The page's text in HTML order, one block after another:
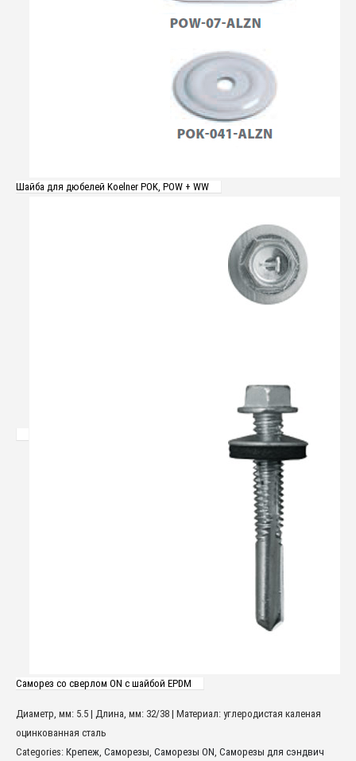
Шайба для дюбелей Koelner POK, POW + WW
Саморез со сверлом ON с шайбой EPDM
Диаметр, мм: 5.5 | Длина, мм: 32/38 | Материал: углеродистая каленая
оцинкованная сталь
Categories: Крепеж Саморезы Саморезы ON Саморезы для сэндвич